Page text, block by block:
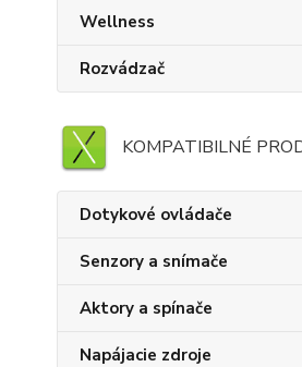
Wellness
Rozvádzač
KOMPATIBILNÉ
Dotykové ovládače
Senzory a snímače
Aktory a spínače
Napájacie zdroje